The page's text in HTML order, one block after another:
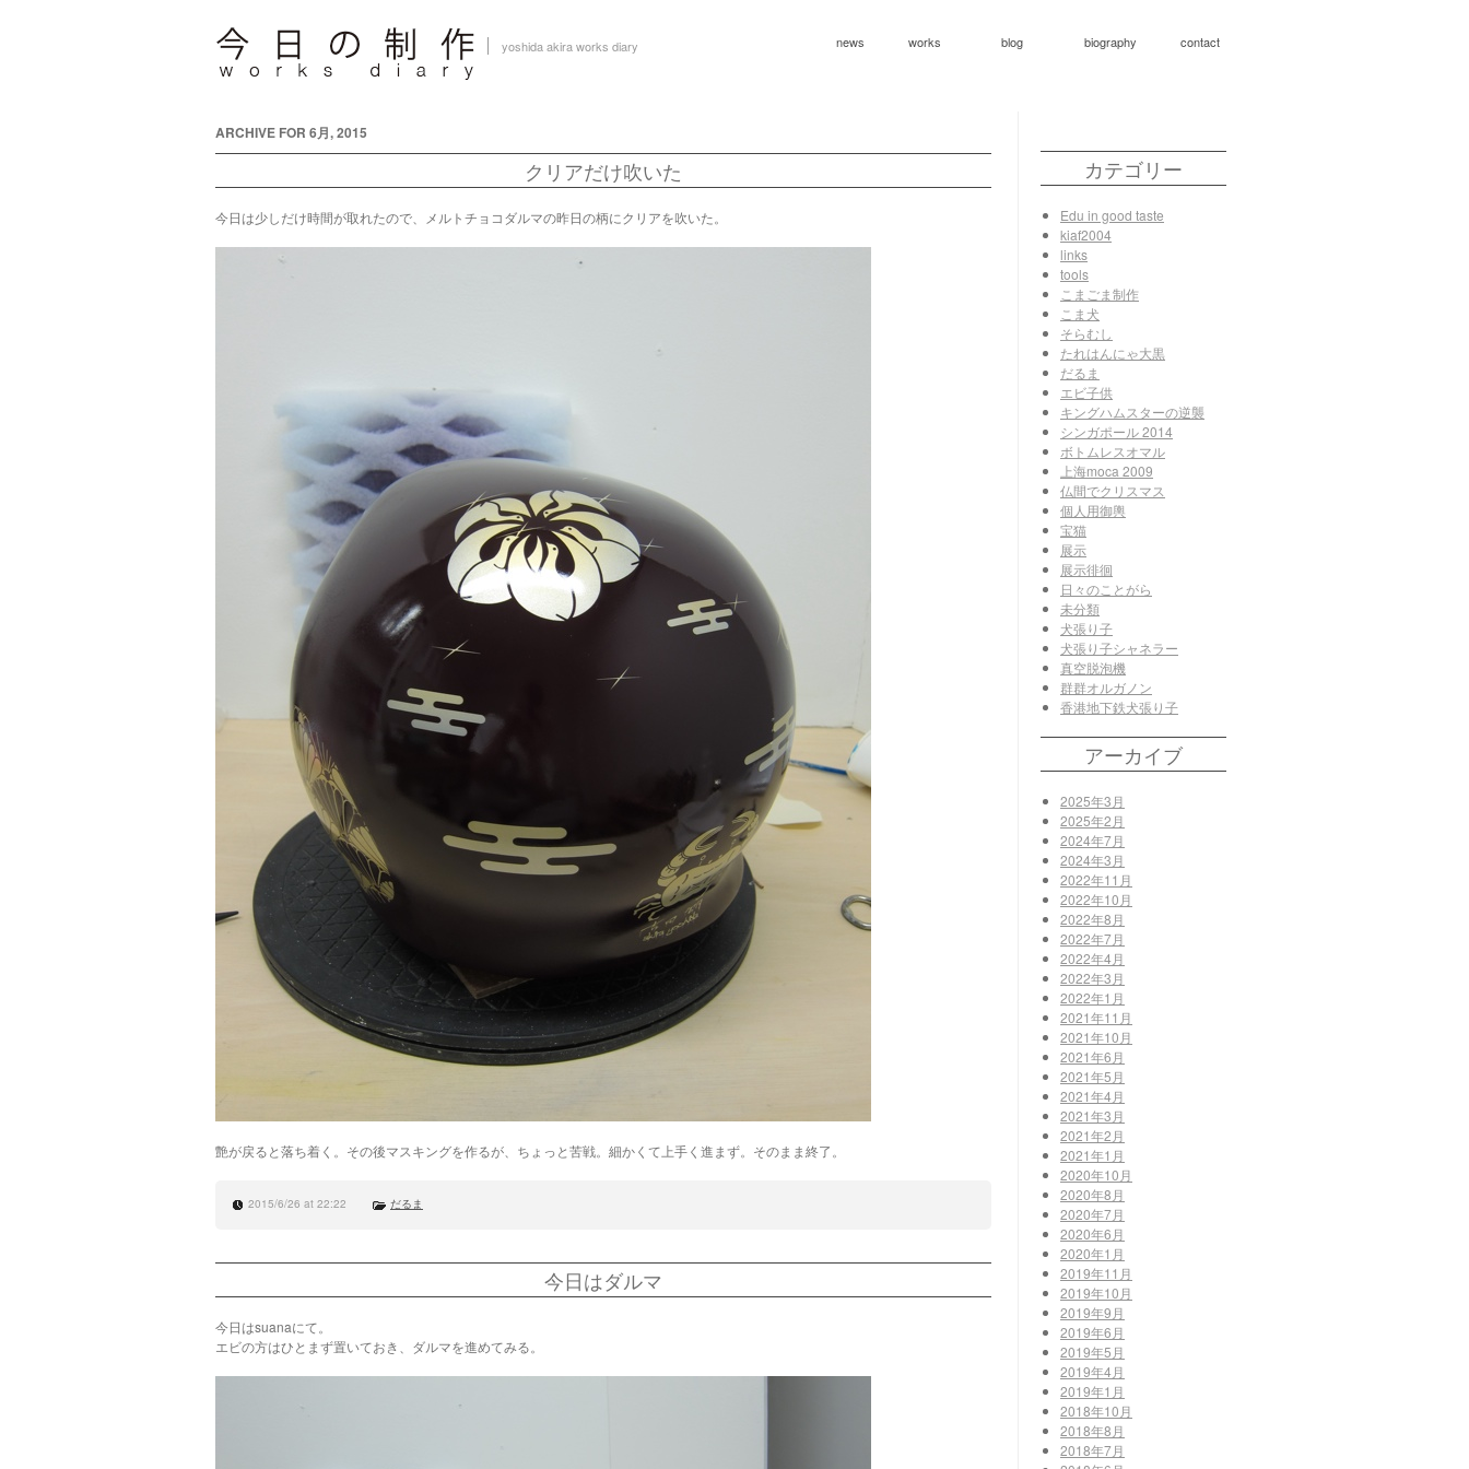
yoshida akira works diary news works blog biography contact
ARCHIVE FOR 6月, 2015
クリアだけ吹いた
今日は少しだけ時間が取れたので、メルトチョコダルマの昨日の柄にクリアを吹いた。
艶が戻ると落ち着く。その後マスキングを作るが、ちょっと苦戦。細かくて上手く進まず。そのまま終了。
2015/6/26 at 22:22 だるま
今日はダルマ
今日はsuanaにて。
エビの方はひとまず置いておき、ダルマを進めてみる。
カテゴリー
Edu in good taste
kiaf2004
links
tools
こまごま制作
こま犬
そらむし
たれはんにゃ大黒
だるま
エビ子供
キングハムスターの逆襲
シンガポール 2014
ボトムレスオマル
上海moca 2009
仏間でクリスマス
個人用御輿
宝猫
展示
展示徘徊
日々のことがら
未分類
犬張り子
犬張り子シャネラー
真空脱泡機
群群オルガノン
香港地下鉄犬張り子
アーカイブ
2025年3月
2025年2月
2024年7月
2024年3月
2022年11月
2022年10月
2022年8月
2022年7月
2022年4月
2022年3月
2022年1月
2021年11月
2021年10月
2021年6月
2021年5月
2021年4月
2021年3月
2021年2月
2021年1月
2020年10月
2020年8月
2020年7月
2020年6月
2020年1月
2019年11月
2019年10月
2019年9月
2019年6月
2019年5月
2019年4月
2019年1月
2018年10月
2018年8月
2018年7月